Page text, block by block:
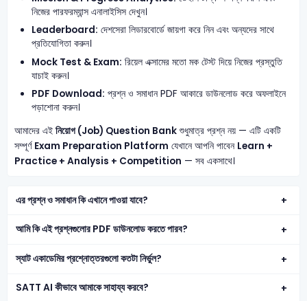
নিজের পারফরম্যান্স এনালাইসিস দেখুন।
Leaderboard: দেশসেরা লিডারবোর্ডে জায়গা করে নিন এবং অন্যদের সাথে
প্রতিযোগিতা করুন।
Mock Test & Exam: রিয়েল এক্সামের মতো মক টেস্ট দিয়ে নিজের প্রস্তুতি
যাচাই করুন।
PDF Download: প্রশ্ন ও সমাধান PDF আকারে ডাউনলোড করে অফলাইনে
পড়াশোনা করুন।
আমাদের এই নিয়োগ (Job) Question Bankশুধুমাত্র প্রশ্ন নয় — এটি একটি
সম্পূর্ণ Exam Preparation Platform যেখানে আপনি পাবেন Learn +
Practice + Analysis + Competition — সব একসাথে।
এর প্রশ্ন ও সমাধান কি এখানে পাওয়া যাবে?
আমি কি এই প্রশ্নগুলোর PDF ডাউনলোড করতে পারব?
স্যাট একাডেমির প্রশ্নোত্তরগুলো কতটা নির্ভুল?
SATT AI কীভাবে আমাকে সাহায্য করবে?